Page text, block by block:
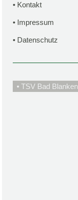
• Kontakt
• Impressum
• Datenschutz
• TSV Bad